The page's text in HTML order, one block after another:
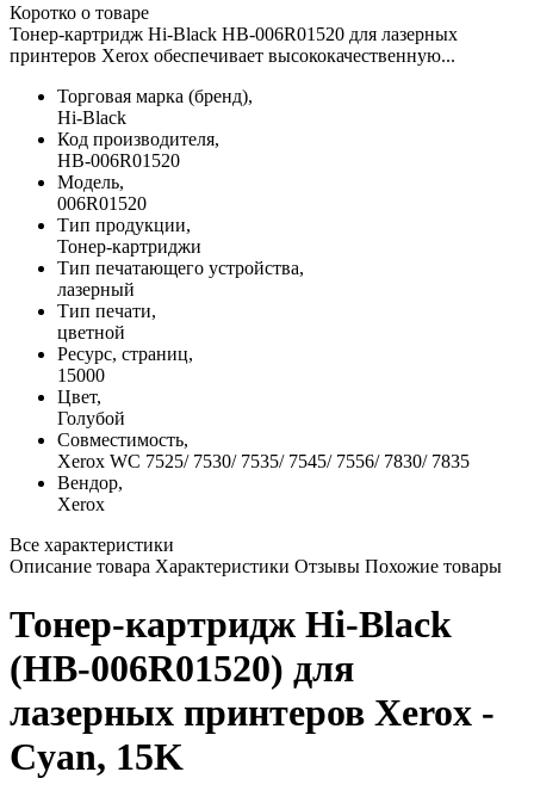
Коротко о товаре
Тонер-картридж Hi-Black HB-006R01520 для лазерных
принтеров Xerox обеспечивает высококачественную...
Торговая марка (бренд),
Hi-Black
Код производителя,
HB-006R01520
Модель,
006R01520
Тип продукции,
Тонер-картриджи
Тип печатающего устройства,
лазерный
Тип печати,
цветной
Ресурс, страниц,
15000
Цвет,
Голубой
Совместимость,
Xerox WC 7525/ 7530/ 7535/ 7545/ 7556/ 7830/ 7835
Вендор,
Xerox
Все характеристики
Описание товара Характеристики Отзывы Похожие товары
Тонер-картридж Hi-Black
(HB-006R01520) для
лазерных принтеров Xerox -
Cyan, 15K